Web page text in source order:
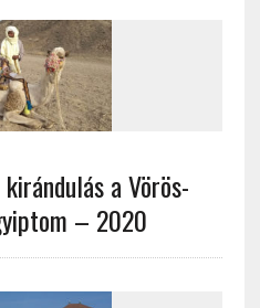
a Vörös-
– 2020